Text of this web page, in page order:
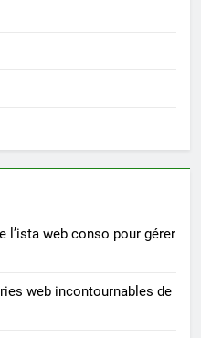
l’ista web conso pour gérer
web incontournables de